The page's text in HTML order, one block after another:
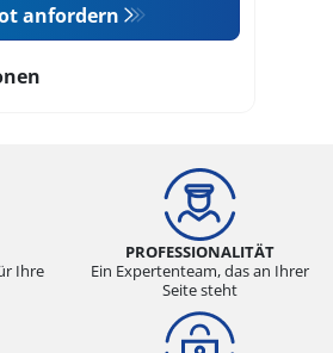
anfordern
Ihre
PROFESSIONALITÄT
Ein Expertenteam, das an Ihrer
Seite steht